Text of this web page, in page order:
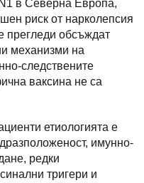
в Северна Европа,
риск от нарколепсия
обсъждат
механизми на
следствените
ваксина не са
етиологията е
имунно-
редки
тригери и